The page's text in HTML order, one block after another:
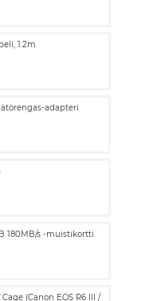
1.2m
adapteri
180MB/s -muistikortti
(Canon EOS R6 III /